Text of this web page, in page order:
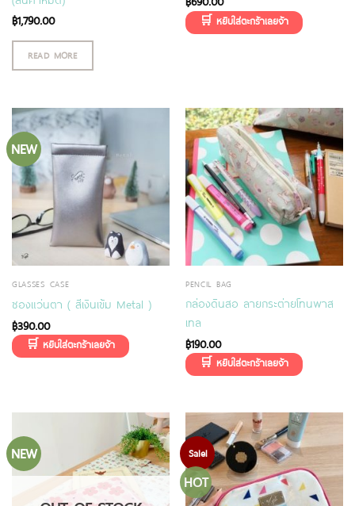
฿1,790.00
READ MORE
NEW
GLASSES CASE
ซองแว่นตา ( สีเงินเข้ม Metal )
฿390.00
PENCIL BAG
กล่องดินสอ ลายกระต่ายโทนพาส
เทล
฿190.00
NEW Sale!
HOT